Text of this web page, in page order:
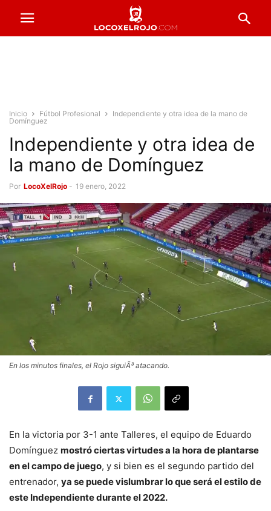
Inicio Fútbol Profesional
Independiente y otra idea de la mano de
Domínguez
Independiente y otra idea de
la mano de Domínguez
Por LocoXelRojo - 19 enero, 2022
En los minutos finales, el Rojo siguiÃ³ atacando.
En la victoria por 3-1 ante Talleres, el equipo de Eduardo
Domínguez mostró ciertas virtudes a la hora de plantarse
en el campo de juego, y si bien es el segundo partido del
entrenador, ya se puede vislumbrar lo que será el estilo de
este Independiente durante el 2022.